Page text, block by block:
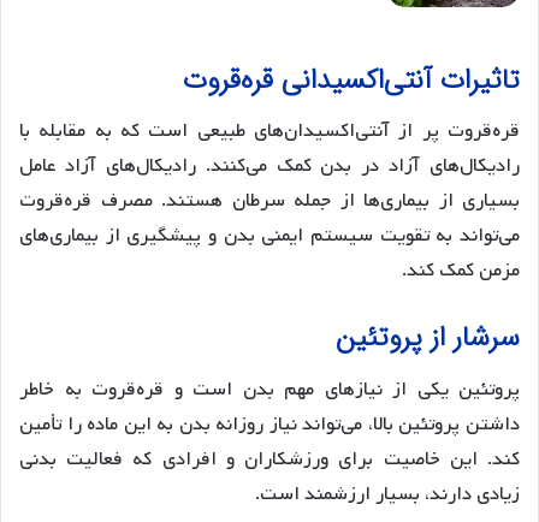
تاثیرات آنتی‌اکسیدانی قره‌قروت
قره‌قروت پر از آنتی‌اکسیدان‌های طبیعی است که به مقابله با
رادیکال‌های آزاد در بدن کمک می‌کنند. رادیکال‌های آزاد عامل
بسیاری از بیماری‌ها از جمله سرطان هستند. مصرف قره‌قروت
می‌تواند به تقویت سیستم ایمنی بدن و پیشگیری از بیماری‌های
مزمن کمک کند.
سرشار از پروتئین
پروتئین یکی از نیازهای مهم بدن است و قره‌قروت به خاطر
داشتن پروتئین بالا، می‌تواند نیاز روزانه بدن به این ماده را تأمین
کند. این خاصیت برای ورزشکاران و افرادی که فعالیت بدنی
زیادی دارند، بسیار ارزشمند است.